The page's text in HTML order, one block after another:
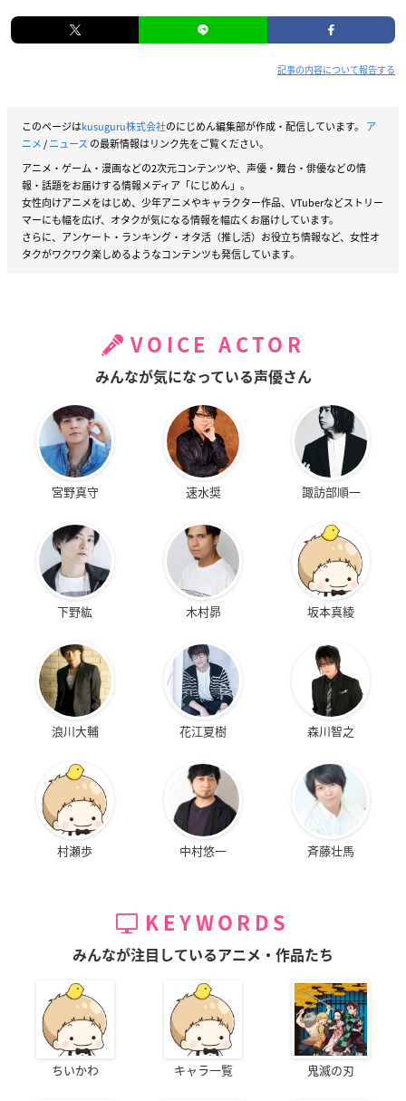
記事の内容について報告する
このページはkusuguru株式会社のにじめん編集部が作成・配信しています。 ア
ニメ/ニュース の最新情報はリンク先をご覧ください。
アニメ・ゲーム・漫画などの2次元コンテンツや、声優・舞台・俳優などの情
報・話題をお届けする情報メディア「にじめん」。
女性向けアニメをはじめ、少年アニメやキャラクター作品、VTuberなどストリー
マーにも幅を広げ、オタクが気になる情報を幅広くお届けしています。
さらに、アンケート・ランキング・オタ活（推し活）お役立ち情報など、女性オ
タクがワクワク楽しめるようなコンテンツも発信しています。
VOICE ACTOR
みんなが気になっている声優さん
宮野真守 速水奨 諏訪部順一
下野紘 木村昴 坂本真綾
浪川大輔 花江夏樹 森川智之
村瀬歩 中村悠一 斉藤壮馬
KEYWORDS
みんなが注目しているアニメ・作品たち
ちいかわ キャラ一覧 鬼滅の刃